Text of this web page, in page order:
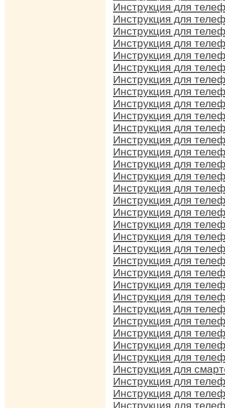
Инструкция для
Инструкция для
Инструкция для
Инструкция для
Инструкция для
Инструкция для
Инструкция для
Инструкция для
Инструкция для
Инструкция для
Инструкция для
Инструкция для
Инструкция для
Инструкция для
Инструкция для
Инструкция для
Инструкция для
Инструкция для
Инструкция для
Инструкция для
Инструкция для
Инструкция для
Инструкция для
Инструкция для
Инструкция для
Инструкция для
Инструкция для
Инструкция для
Инструкция для
Инструкция для
Инструкция для
Инструкция для
Инструкция для
Инструкция для